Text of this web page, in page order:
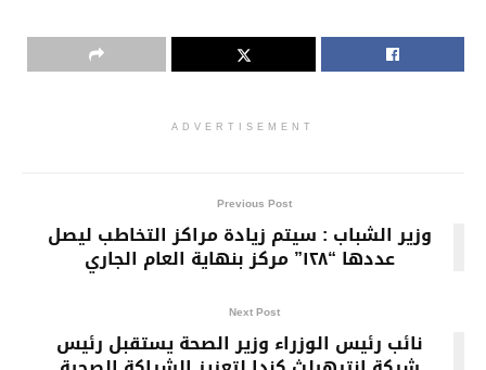
ADVERTISEMENT
Previous Post
وزير الشباب : سيتم زيادة مراكز التخاطب ليصل
عددها “١٢٨” مركز بنهاية العام الجاري
Next Post
نائب رئيس الوزراء وزير الصحة يستقبل رئيس